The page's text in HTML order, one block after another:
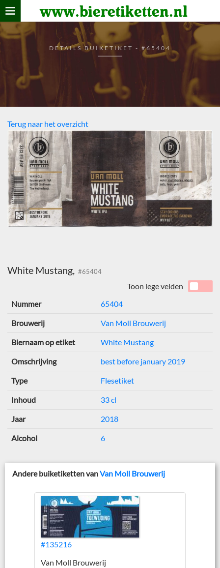
www.bieretiketten.nl
Home
verzamelen
De bierkaart
Bezoekers
DETAILS BUIKETIKET - #65404
Terug naar het overzicht
White Mustang, #65404
Toon lege velden
Nummer
65404
Brouwerij Van Moll Brouwerij
Biernaam op etiket White Mustang
Omschrijving best before january 2019
Type Flesetiket
Inhoud 33 cl
Jaar 2018
Alcohol 6
Andere buiketiketten vanVan Moll Brouwerij
#135216
Van Moll Brouwerij